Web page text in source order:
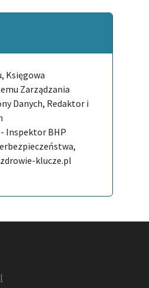
Księgowa
Zarządzania
Danych, Redaktor i
Inspektor BHP
klucze.pl